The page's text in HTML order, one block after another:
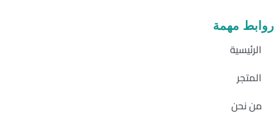
روابط مهمة
الرئيسية
المتجر
من نحن